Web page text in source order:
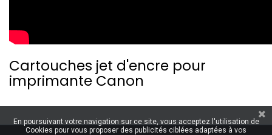
Cartouches jet d'encre pour
imprimante Canon
En poursuivant votre navigation sur ce site, vous acceptez l'utilisation de
Cookies pour vous proposer des publicités ciblées adaptées à vos